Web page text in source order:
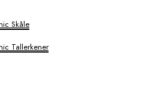
Skåle
Tallerkener